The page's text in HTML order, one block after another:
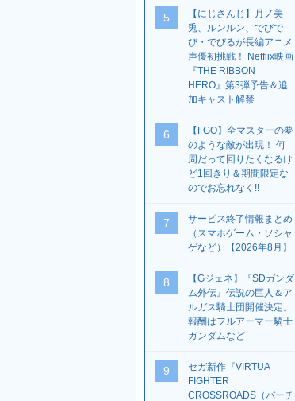
5
【にじさんじ】月ノ美
兎、ルンルン、でびで
び・でびるが長編アニメ
声優初挑戦！ Netflix映画
『THE RIBBON
HERO』第3弾予告＆追
加キャスト解禁
6
【FGO】全マスターの夢
のような敵が出現！ 何
周だって回りたくなるけ
ど1回きり＆期間限定な
のでお忘れなく!!
7
サービス終了情報まとめ
（スマホゲーム・ソシャ
ゲなど）【2026年8月】
8
【Gジェネ】『SDガンダ
ム外伝』伝説の巨人＆ア
ルガス騎士団開催決定。
報酬はフルアーマー騎士
ガンダムなど
9
セガ新作『VIRTUA
FIGHTER
CROSSROADS（バーチ